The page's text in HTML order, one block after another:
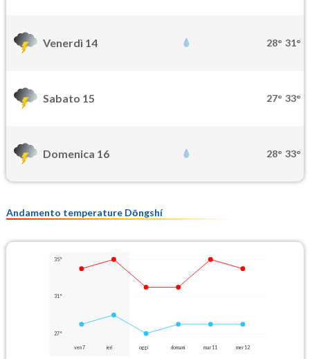
Venerdì 14 28° 31°
Sabato 15 27° 33°
Domenica 16 28° 33°
Andamento temperature Dōngshí
35°
31°
27°
ven 7 ieri oggi domani mar 11 mer 12